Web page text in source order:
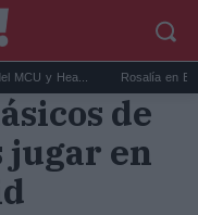
y Hea... Rosalía en Buenos
de
jugar en